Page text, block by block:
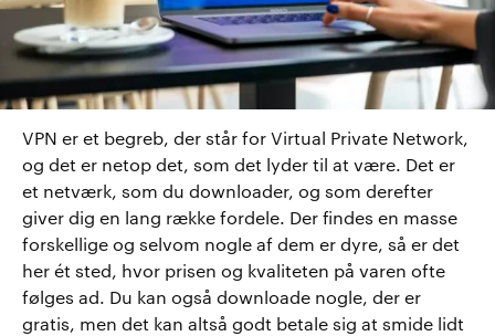
VPN er et begreb, der står for Virtual Private Network,
og det er netop det, som det lyder til at være. Det er
et netværk, som du downloader, og som derefter
giver dig en lang række fordele. Der findes en masse
forskellige og selvom nogle af dem er dyre, så er det
her ét sted, hvor prisen og kvaliteten på varen ofte
følges ad. Du kan også downloade nogle, der er
gratis, men det kan altså godt betale sig at smide lidt